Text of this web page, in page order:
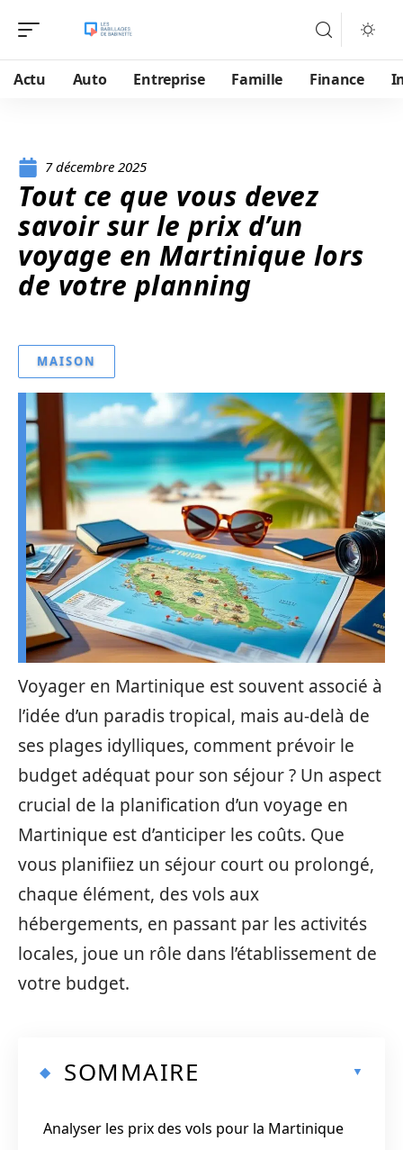
Actu Auto Entreprise Famille Finance
7 décembre 2025
Tout ce que vous devez
savoir sur le prix d’un
voyage en Martinique lors
de votre planning
MAISON
Voyager en Martinique est souvent associé à
l’idée d’un paradis tropical, mais au-delà de
ses plages idylliques, comment prévoir le
budget adéquat pour son séjour ? Un aspect
crucial de la planification d’un voyage en
Martinique est d’anticiper les coûts. Que
vous planifiiez un séjour court ou prolongé,
chaque élément, des vols aux
hébergements, en passant par les activités
locales, joue un rôle dans l’établissement de
votre budget.
SOMMAIRE
Analyser les prix des vols pour la Martinique